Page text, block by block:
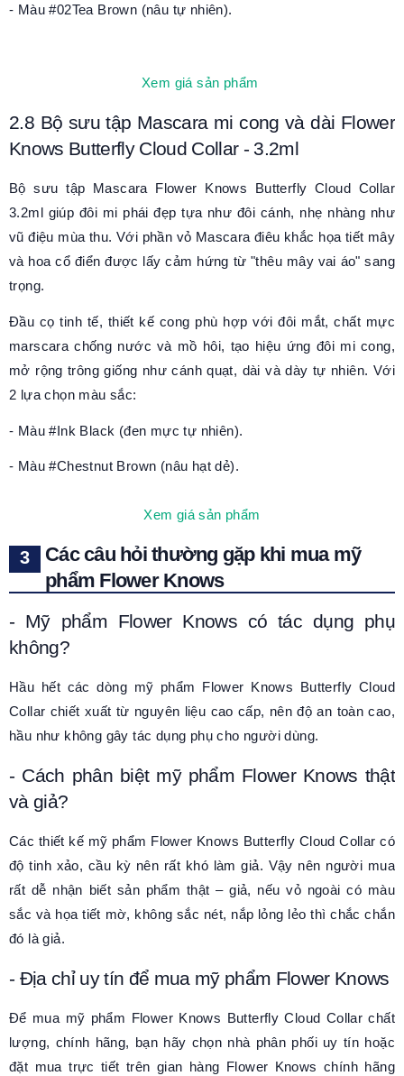
- Màu#02Tea Brown (nâu tự nhiên).
Xem giá sản phẩm
2.8 Bộ sưu tập Mascara mi cong và dài Flower
Knows Butterfly Cloud Collar - 3.2ml
Bộ sưu tập Mascara Flower Knows Butterfly Cloud Collar
3.2ml giúp đôi mi phái đẹp tựa như đôi cánh, nhẹ nhàng như
vũ điệu mùa thu. Với phần vỏ Mascara điêu khắc họa tiết mây
và hoa cổ điển được lấy cảm hứng từ "thêu mây vai áo" sang
trọng.
Đầu cọ tinh tế, thiết kế cong phù hợp với đôi mắt, chất mực
marscara chống nước và mồ hôi, tạo hiệu ứng đôi mi cong,
mở rộng trông giống như cánh quạt, dài và dày tự nhiên. Với
2 lựa chọn màu sắc:
- Màu #Ink Black (đen mực tự nhiên).
- Màu #Chestnut Brown (nâu hạt dẻ).
Xem giá sản phẩm
Các câu hỏi thường gặp khi mua mỹ
phẩm Flower Knows
- Mỹ phẩm Flower Knows có tác dụng phụ
không?
Hầu hết các dòng mỹ phẩm Flower Knows Butterfly Cloud
Collar chiết xuất từ nguyên liệu cao cấp, nên độ an toàn cao,
hầu như không gây tác dụng phụ cho người dùng.
- Cách phân biệt mỹ phẩm Flower Knows thật
và giả?
Các thiết kế mỹ phẩm Flower Knows Butterfly Cloud Collar có
độ tinh xảo, cầu kỳ nên rất khó làm giả. Vậy nên người mua
rất dễ nhận biết sản phẩm thật – giả, nếu vỏ ngoài có màu
sắc và họa tiết mờ, không sắc nét, nắp lỏng lẻo thì chắc chắn
đó là giả.
- Địa chỉ uy tín để mua mỹphẩm Flower Knows
Để mua mỹ phẩm Flower Knows Butterfly Cloud Collar chất
lượng, chính hãng, bạn hãy chọn nhà phân phối uy tín hoặc
đặt mua trực tiết trên gian hàng Flower Knowschính hãng